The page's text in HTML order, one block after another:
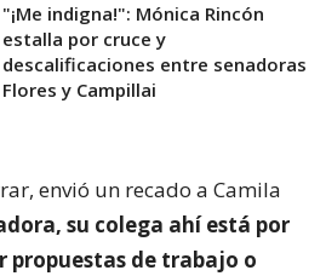
"¡Me indigna!": Mónica Rincón
estalla por cruce y
descalificaciones entre senadoras
Flores y Campillai
envió un recado a Camila
su colega ahí está por
propuestas de trabajo o